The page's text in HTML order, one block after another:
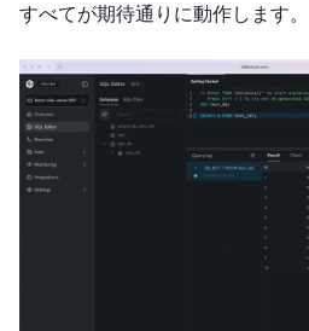
すべてが期待通りに動作します。